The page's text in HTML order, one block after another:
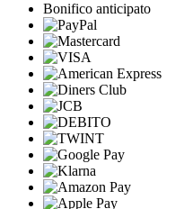
Bonifico anticipato